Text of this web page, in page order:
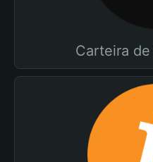
Carteira de